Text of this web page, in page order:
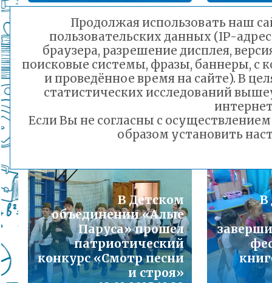
Порядок предоставления льготного
малоимущих семей
Подробнее...
Горячая линия по вопросам школьного
30-21
дошкольного образования и тел 32-41-13
Подробнее...
В гимназии №4
города Читы
состоялось совещание
на тему «Роль
классного
вопросах организации
питания»
В
проект
жизни
В Детском
объединении «Алые
Паруса» прошел
патриотический
конкурс «Смотр песни
и строя»
В
Продолжая использовать наш
пользовательских данных (IP-
браузера, разрешение дисплея,
поисковые системы, фразы, баннеры, с
и проведённое время на сайте). В
статистических исследований
Если Вы не согласны с
образом установить